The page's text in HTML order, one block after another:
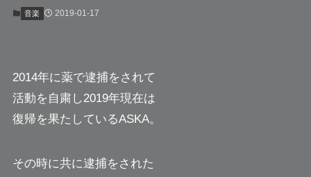
音楽 2019-01-17
2014年に薬で逮捕をされて
活動を自粛し2019年現在は
復帰を果たしているASKA。
その時に共に逮捕をされた